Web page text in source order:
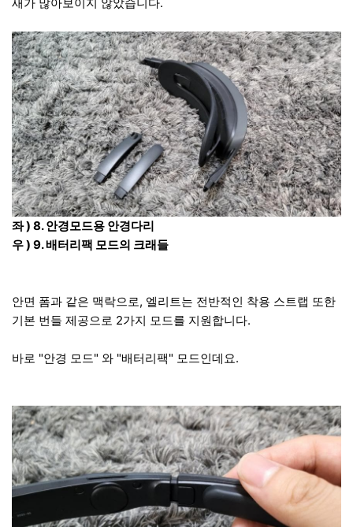
좌 ) 8. 안경모드용 안경다리
우 ) 9. 배터리팩 모드의 크래들
안면 폼과 같은 맥락으로, 엘리트는 전반적인 착용 스트랩 또한
기본 번들 제공으로 2가지 모드를 지원합니다.
바로 "안경 모드" 와 "배터리팩" 모드인데요.